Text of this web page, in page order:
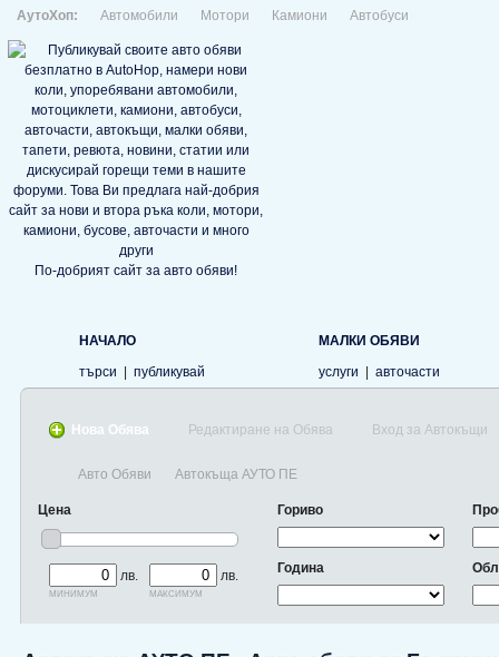
АутоХоп: Автомобили Мотори Камиони Автобуси
По-добрият сайт за авто обяви!
НАЧАЛО
търси
публикувай
МАЛКИ ОБЯВИ
услуги
авточасти
Нова Обява Редактиране на Обява Вход за Автокъщи
Авто Обяви Автокъща АУТО ПЕ
Цена
лв.
минимум
лв.
максимум
Гориво
Година